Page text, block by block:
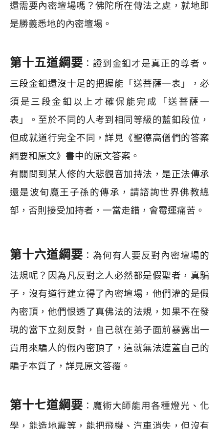
還需要內密壇場嗎？佛陀所在傳法之處，就地即
是勝義悉地的內密壇場。
第十五道綱要 ：證到金釦才是真正的尊者。
三段金釦還沒十足的把握能「送菩薩一表」，必
須是三段金釦以上才確保能完成「送菩薩一
表」。至於不同的人考到相同等級的藍釦段位，
但成就道行完全不同，詳見《聖德高僧們的答案
綱要和原文》書中的原文答案。
有關問到某人修的大悲觀音加持法，是正法傳承
還是波旬魔王子孫的傳承，請諮詢世界佛教總
部，否則接受加持者，一當走錯，會霉運痛苦。
第十六道綱要 ：為何有人要反對內密壇場的
法規呢？因為凡反對之人必然都是假聖者，真騙
子，沒有道行建立得了內密壇場，他們灌的是假
內密頂，他們恨透了真佛法的法規，如果不在發
現的當下立刻反對，自己就在弟子面前暴露出一
貫用來騙人的假內密頂了，這就無法遮蓋自己的
騙子本質了，詳見原文答覆。
第十七道綱要 ：魔術大師能用各種燈光、化
學，能造地震等，能把飛機、汽車消失，但沒有